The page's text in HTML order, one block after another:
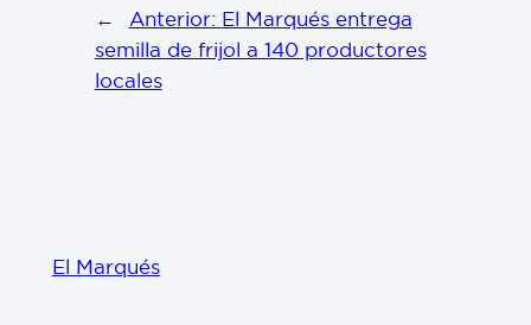
← Anterior: El Marqués entrega
semilla de frijol a 140 productores
locales
El Marqués